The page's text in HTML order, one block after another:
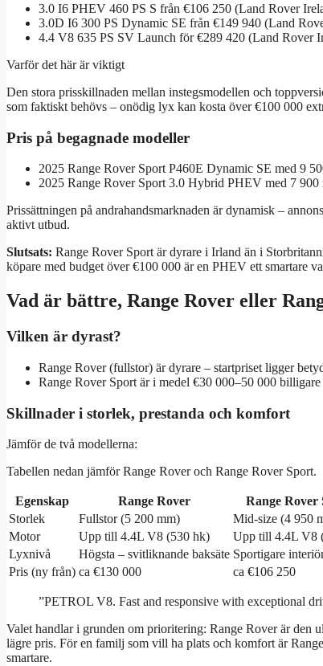
3.0 I6 PHEV 460 PS S från €106 250 (Land Rover
3.0D I6 300 PS Dynamic SE från €149 940 (Land
4.4 V8 635 PS SV Launch för €289 420 (Land Rover
Varför det här är viktigt
Den stora prisskillnaden mellan instegsmodellen och
som faktiskt behövs – onödig lyx kan kosta över €100 000
Pris på begagnade modeller
2025 Range Rover Sport P460E Dynamic SE med 9
2025 Range Rover Sport 3.0 Hybrid PHEV med 7
Prissättningen på andrahandsmarknaden är dynamisk –
aktivt utbud.
Slutsats: Range Rover Sport är dyrare i Irland än i
köpare med budget över €100 000 är en PHEV ett smartare
Vad är bättre, Range Rover eller
Vilken är dyrast?
Range Rover (fullstor) är dyrare – startpriset ligger
Range Rover Sport är i medel €30 000–50 000
Skillnader i storlek, prestanda och komfort
Jämför de två modellerna:
Tabellen nedan jämför Range Rover och Range Rover Sport.
Egenskap Range Rover
Range Rover
Storlek
Fullstor (5 200 mm)
Mid-size (4 950
Motor
Upp till 4.4L V8 (530 hk)
Upp till 4.4L V8
Lyxnivå
Högsta – svitliknande baksäte Sportigare
Pris (ny från) ca €130 000 ca €106 250
”PETROL V8. Fast and responsive with exceptional
Valet handlar i grunden om prioritering: Range Rover är den
lägre pris. För en familj som vill ha plats och komfort är
smartare.